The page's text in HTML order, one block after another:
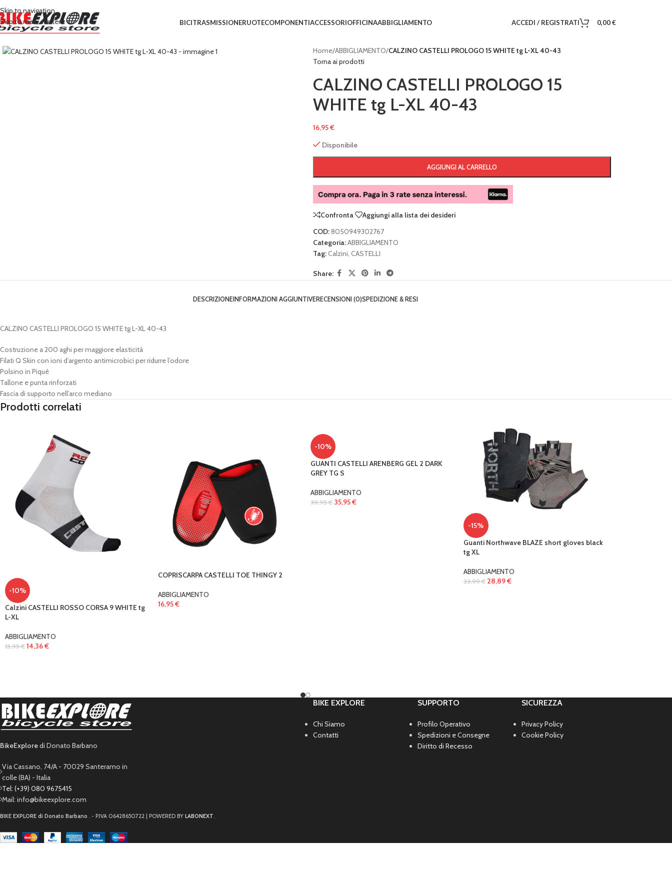
Skip to navigation
Skip to main content
BICITRASMISSIONERUOTECOMPONENTIACCESSORIOFFICINAABBIGLIAMENTO ACCEDI / REGISTRATI 0,00€
Home/ABBIGLIAMENTO/CALZINO CASTELLI PROLOGO 15 WHITE tg L-XL 40-43
Torna ai prodotti
CALZINO CASTELLI PROLOGO 15
WHITE tg L-XL 40-43
16,95€
Disponibile
AGGIUNGI AL CARRELLO
Confronta
Aggiungi alla lista dei desideri
COD:8050949302767
Categoria:ABBIGLIAMENTO
Tag:Calzini, CASTELLI
Share:
DESCRIZIONEINFORMAZIONI AGGIUNTIVERECENSIONI (0)SPEDIZIONE & RESI
CALZINO CASTELLI PROLOGO 15 WHITE tg L-XL 40-43
Costruzione a 200 aghi per maggiore elasticità
Filati Q Skin con ioni d’argento antimicrobici per ridurre l’odore
Polsino in Piqué
Tallone e punta rinforzati
Fascia di supporto nell’arco mediano
Prodotti correlati
-10%
Calzini CASTELLI ROSSO CORSA 9 WHITE tg
L-XL
ABBIGLIAMENTO
15,95€ 14,36€
COPRISCARPA CASTELLI TOE THINGY 2
ABBIGLIAMENTO
16,95€
-10%
GUANTI CASTELLI ARENBERG GEL 2 DARK
GREY TG S
ABBIGLIAMENTO
39,95€ 35,95€
-15%
Guanti Northwave BLAZE short gloves black
tg XL
ABBIGLIAMENTO
33,99€ 28,89€
BikeExploredi Donato Barbano
Via Cassano, 74/A - 70029 Santeramo in
colle (BA) - Italia
Tel: (+39) 080 9675415
Mail: info@bikeexplore.com
BIKE EXPLORE
Chi Siamo
Contatti
SUPPORTO
Profilo Operativo
Spedizioni e Consegne
Diritto di Recesso
SICUREZZA
Privacy Policy
Cookie Policy
BIKE EXPLORE di Donato Barbano . - P.IVA 06428650722 | POWERED BY LABONEXT.